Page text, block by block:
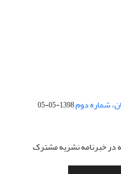
شماره دوم1398-05-05
در خبرنامه نشریه مشترک